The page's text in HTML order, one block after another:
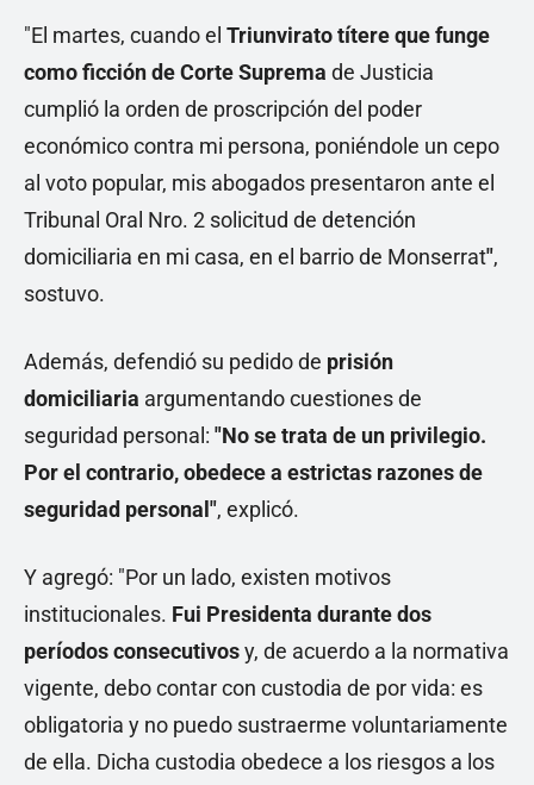
"El martes, cuando el Triunvirato títere que funge
como ficción de Corte Suprema de Justicia
cumplió la orden de proscripción del poder
económico contra mi persona, poniéndole un cepo
al voto popular, mis abogados presentaron ante el
Tribunal Oral Nro. 2 solicitud de detención
domiciliaria en mi casa, en el barrio de Monserrat",
sostuvo.
Además, defendió su pedido de prisión
domiciliaria argumentando cuestiones de
seguridad personal: "No se trata de un privilegio.
Por el contrario, obedece a estrictas razones de
seguridad personal", explicó.
Y agregó: "Por un lado, existen motivos
institucionales. Fui Presidenta durante dos
períodos consecutivosy, de acuerdo a la normativa
vigente, debo contar con custodia de por vida: es
obligatoria y no puedo sustraerme voluntariamente
de ella. Dicha custodia obedece a los riesgos a los